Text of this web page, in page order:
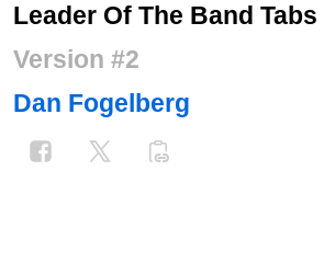
Leader Of The Band Tabs
Version #2
Dan Fogelberg